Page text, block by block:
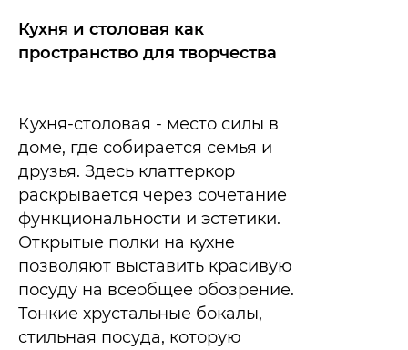
Кухня и столовая как
пространство для творчества
Кухня-столовая - место силы в
доме, где собирается семья и
друзья. Здесь клаттеркор
раскрывается через сочетание
функциональности и эстетики.​
Открытые полки на кухне
позволяют выставить красивую
посуду на всеобщее обозрение.
Тонкие хрустальные бокалы,
стильная посуда, которую